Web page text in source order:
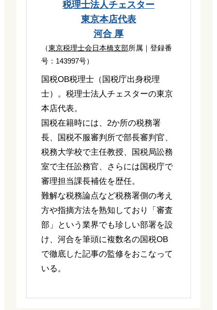
税理士法人チェスター
東京本店代表
河合 厚
（東京税理士会日本橋支部所属｜登録番
号：143997号）
国税OB税理士（国税庁出身税理
士）。税理士法人チェスターの東京
本店代表。
国税在籍時には、2か所の税務署
長、国税不服審判所で部長審判官、
税務大学校で主任教授、国税局訟務
室で主任訟務官、さらには国税庁で
審理担当課長補佐を歴任。
難解な税務論点など税務署側の考え
方や指摘方法を熟知しており「審査
部」という業界でも珍しい部署を設
け、河合を筆頭に複数名の国税OB
で徹底した記事の監修をおこなって
いる。